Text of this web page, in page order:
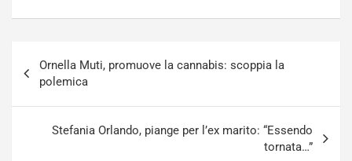
articoli
Ornella Muti, promuove la cannabis: scoppia la
polemica
Stefania Orlando, piange per l’ex marito: “Essendo
tornata…”